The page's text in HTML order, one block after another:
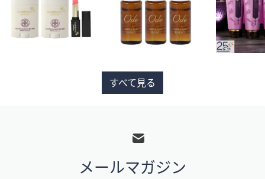
すべて見る
メールマガジン